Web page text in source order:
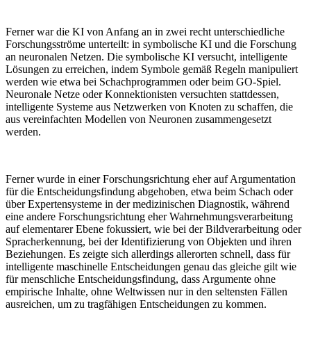
Ferner war die KI von Anfang an in zwei recht unterschiedliche
Forschungsströme unterteilt: in symbolische KI und die Forschung
an neuronalen Netzen. Die symbolische KI versucht, intelligente
Lösungen zu erreichen, indem Symbole gemäß Regeln manipuliert
werden wie etwa bei Schachprogrammen oder beim GO-Spiel.
Neuronale Netze oder Konnektionisten versuchten stattdessen,
intelligente Systeme aus Netzwerken von Knoten zu schaffen, die
aus vereinfachten Modellen von Neuronen zusammengesetzt
werden.
Ferner wurde in einer Forschungsrichtung eher auf Argumentation
für die Entscheidungsfindung abgehoben, etwa beim Schach oder
über Expertensysteme in der medizinischen Diagnostik, während
eine andere Forschungsrichtung eher Wahrnehmungsverarbeitung
auf elementarer Ebene fokussiert, wie bei der Bildverarbeitung oder
Spracherkennung, bei der Identifizierung von Objekten und ihren
Beziehungen. Es zeigte sich allerdings allerorten schnell, dass für
intelligente maschinelle Entscheidungen genau das gleiche gilt wie
für menschliche Entscheidungsfindung, dass Argumente ohne
empirische Inhalte, ohne Weltwissen nur in den seltensten Fällen
ausreichen, um zu tragfähigen Entscheidungen zu kommen.